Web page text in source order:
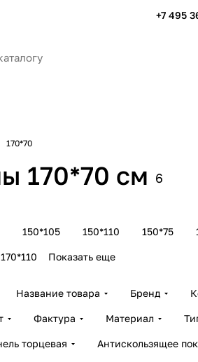
+7 495
170*70
170*70 см 6
150*105 150*110 150*75
170*110 Показать еще
Название товара Бренд
Фактура Материал
торцевая Антискользящее